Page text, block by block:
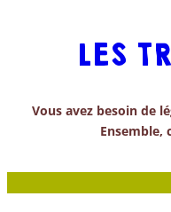
LES
Vous avez besoin de
Ensemble,